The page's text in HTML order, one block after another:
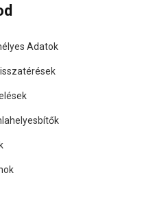
Adatok